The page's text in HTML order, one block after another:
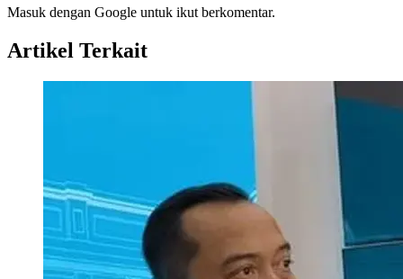
Masuk dengan Google untuk ikut berkomentar.
Artikel Terkait